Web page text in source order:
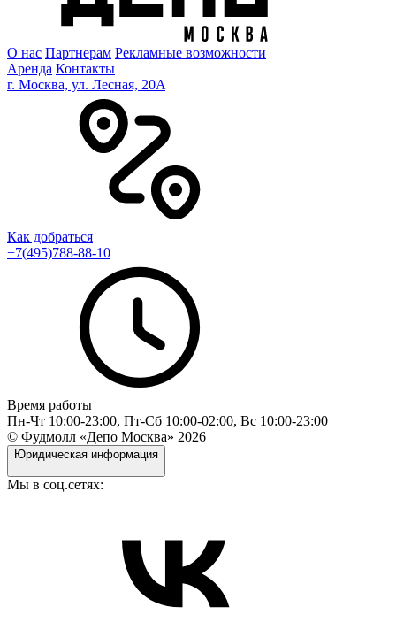
О нас Партнерам Рекламные возможности
Аренда Контакты
г. Москва, ул. Лесная, 20A
Как добраться
+7(495)788-88-10
Время работы
Пн-Чт 10:00-23:00, Пт-Сб 10:00-02:00, Вс 10:00-23:00
© Фудмолл «Депо Москва» 2026
Юридическая информация
Мы в соц.сетях: